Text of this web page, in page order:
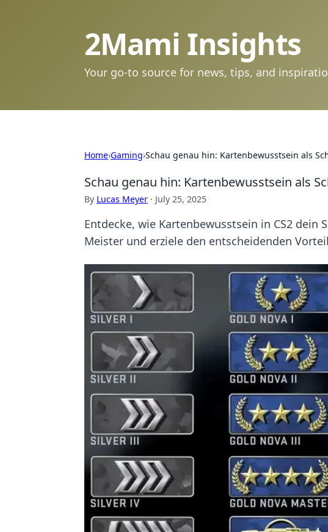
2Mami Insights
Your go-to source for news, tips, and
Home›Gaming›Schau genau hin: Kartenbewusstsein als
Schau genau hin: Kartenbewusstsein als
By Lucas Meyer · July 25, 2025
Entdecke, wie Kartenbewusstsein in CS2 dein
Meister und erziele den entscheidenden